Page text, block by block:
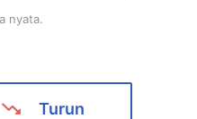
nyata.
Turun